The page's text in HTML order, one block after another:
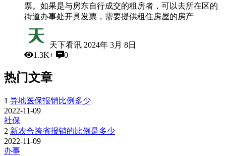
票。如果是与房东自行成交的租房者，可以去所在区的
街道办事处开具发票，需要提供租住房屋的房产
天下看讯 2024年 3月 8日
1.3K+
0
热门文章
1 异地医保报销比例多少
2022-11-09
社保
2 新农合跨省报销的比例是多少
2022-11-09
办事